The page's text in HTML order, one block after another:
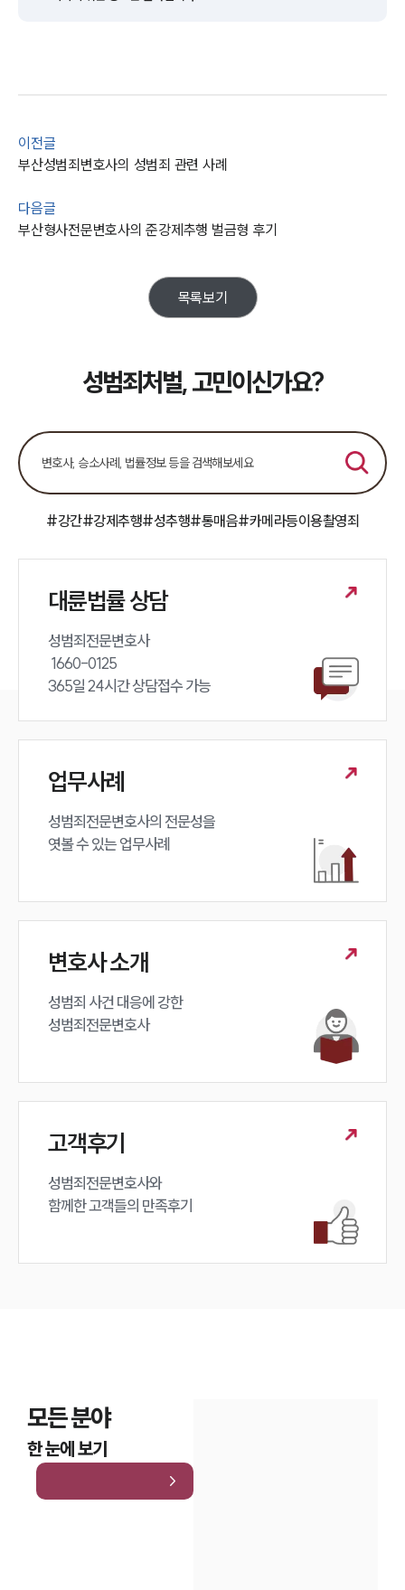
업무분야
전체
구성원 소개
성범죄전문변호사
소식/자료
공지사항
법률 블로그
법률서식
뉴스레터/브로슈어
세미나
대륜법률상담예약
대륜법률상담예약
이전글
부산성범죄변호사의 성범죄 관련 사례
다음글
부산형사전문변호사의 준강제추행 벌금형 후기
목록보기
성범죄처벌, 고민이신가요?
#강간#강제추행#성추행#통매음#카메라등이용촬영죄
대륜법률 상담
성범죄전문변호사
365일 24시간 상담접수 가능
업무사례
성범죄전문변호사의 전문성을
엿볼 수 있는 업무사례
변호사 소개
성범죄 사건 대응에 강한
성범죄전문변호사
고객후기
성범죄전문변호사와
함께한 고객들의 만족후기
모든 분야
한 눈에 보기